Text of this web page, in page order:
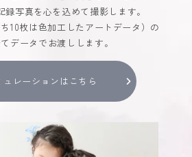
録写真を心を込めて撮影します。
10枚は色加工したアートデータ）の
データでお渡しします。
ュレーションはこちら